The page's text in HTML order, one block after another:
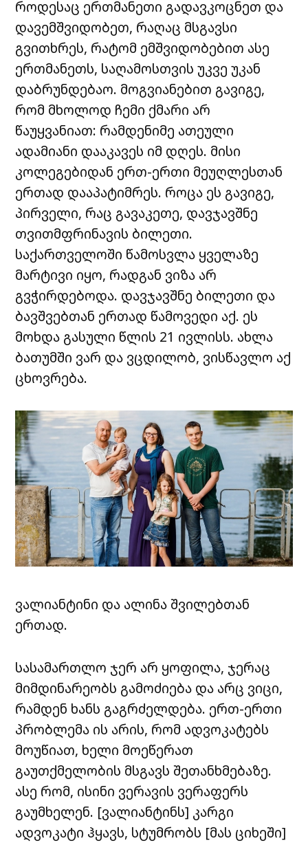
როდესაც ერთმანეთი გადავკოცნეთ და
დავემშვიდობეთ, რაღაც მსგავსი
გვითხრეს, რატომ ემშვიდობებით ასე
ერთმანეთს, საღამოსთვის უკვე უკან
დაბრუნდებაო. მოგვიანებით გავიგე,
რომ მხოლოდ ჩემი ქმარი არ
წაუყვანიათ: რამდენიმე ათეული
ადამიანი დააკავეს იმ დღეს. მისი
კოლეგებიდან ერთ-ერთი მეუღლესთან
ერთად დააპატიმრეს. როცა ეს გავიგე,
პირველი, რაც გავაკეთე, დავჯავშნე
თვითმფრინავის ბილეთი.
საქართველოში წამოსვლა ყველაზე
მარტივი იყო, რადგან ვიზა არ
გვჭირდებოდა. დავჯავშნე ბილეთი და
ბავშვებთან ერთად წამოვედი აქ. ეს
მოხდა გასული წლის 21 ივლისს. ახლა
ბათუმში ვარ და ვცდილობ, ვისწავლო აქ
ცხოვრება.
ვალიანტინი და ალინა შვილებთან
ერთად.
სასამართლო ჯერ არ ყოფილა, ჯერაც
მიმდინარეობს გამოძიება და არც ვიცი,
რამდენ ხანს გაგრძელდება. ერთ-ერთი
პრობლემა ის არის, რომ ადვოკატებს
მოუწიათ, ხელი მოეწერათ
გაუთქმელობის მსგავს შეთანხმებაზე.
ასე რომ, ისინი ვერავის ვერაფერს
გაუმხელენ. [ვალიანტინს] კარგი
ადვოკატი ჰყავს, სტუმრობს [მას ციხეში]